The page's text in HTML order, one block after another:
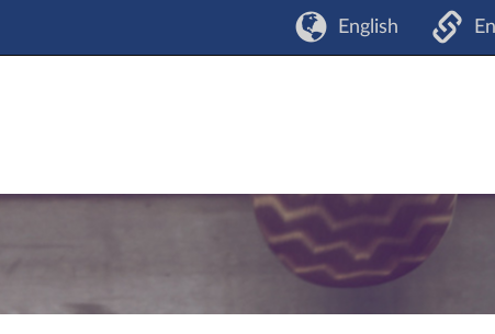
English